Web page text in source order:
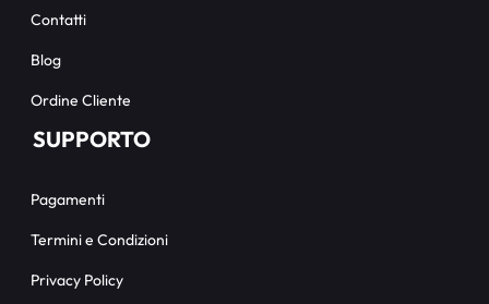
Contatti
Blog
Ordine Cliente
SUPPORTO
Pagamenti
Termini e Condizioni
Privacy Policy